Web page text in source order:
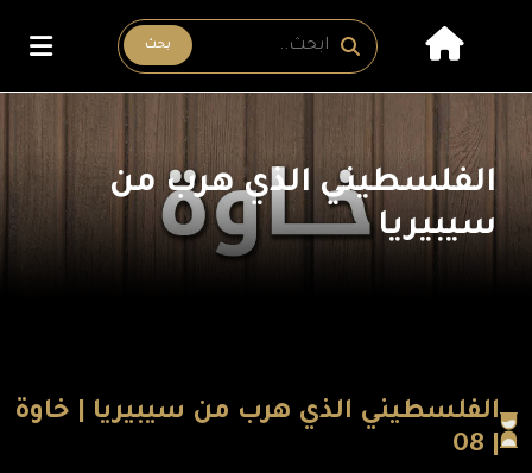
بحث
الفلسطيني الذي هرب من
سيبيريا
الفلسطيني الذي هرب من سيبيريا | خاوة